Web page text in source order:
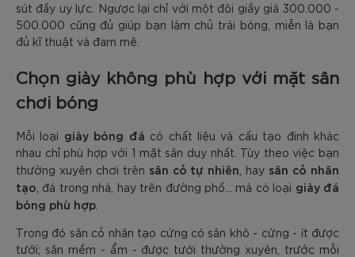
sút đầy uy lực. Ngược lại chỉ với một đôi giầy giá 300.000 -
500.000 cũng đủ giúp bạn làm chủ trái bóng, miễn là bạn
đủ kĩ thuật và đam mê.
Chọn giày không phù hợp với mặt sân
chơi bóng
Mỗi loại giày bóng đá có chất liệu và cấu tạo đinh khác
nhau chỉ phù hợp với 1 mặt sân duy nhất. Tùy theo việc bạn
thường xuyên chơi trên sân cỏ tự nhiên , hay sân cỏ nhân
tạo , đá trong nhà, hay trên đường phố... mà có loại giày đá
bóng phù hợp
Trong đó sân cỏ nhân tạo cứng có sân khô - cứng - ít được
tưới; sân mềm - ẩm - được tưới thường xuyên, trước mỗi